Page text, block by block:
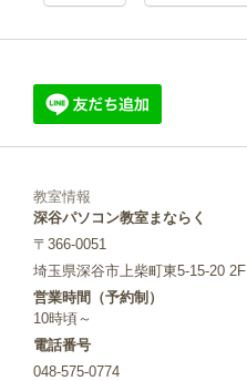
教室情報
深谷パソコン教室まならく
〒366-0051
埼玉県深谷市上柴町東5-15-20 2F
営業時間（予約制）
10時頃～
電話番号
048-575-0774